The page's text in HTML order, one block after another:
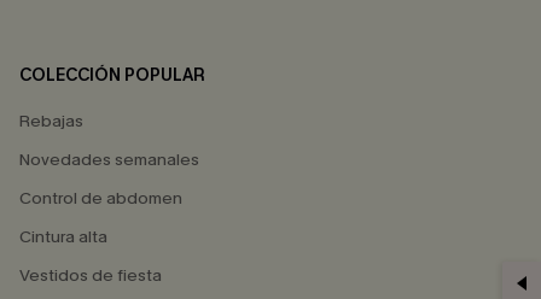
COLECCIÓN POPULAR
Rebajas
Novedades semanales
Control de abdomen
Cintura alta
Vestidos de fiesta